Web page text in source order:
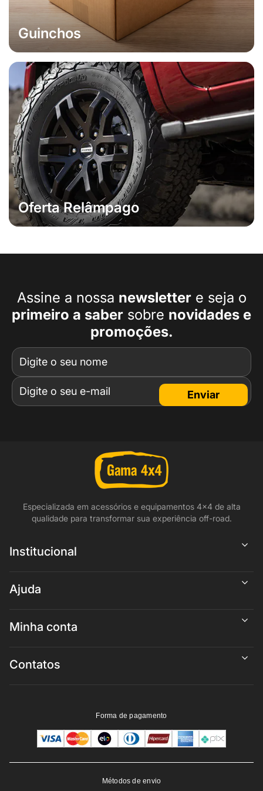
Guinchos
Oferta Relâmpago
Assine a nossa newslettere seja o
primeiro a saber sobre novidades e
promoções.
Enviar
Especializada em acessórios e equipamentos 4x4 de alta
qualidade para transformar sua experiência off-road.
Institucional
Ajuda
Minha conta
Contatos
Forma de pagamento
Métodos de envio